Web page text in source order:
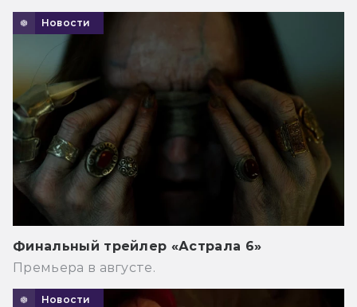
Новости
Финальный трейлер «Астрала 6»
Премьера в августе.
Новости